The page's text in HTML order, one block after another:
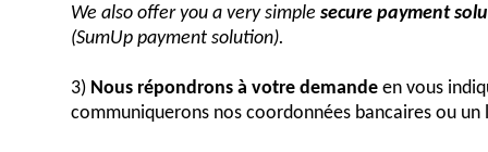
We also offer you a very simple secure payment
(SumUp payment solution).
3) Nous répondrons à votre demande en vous
communiquerons nos coordonnées bancaires ou